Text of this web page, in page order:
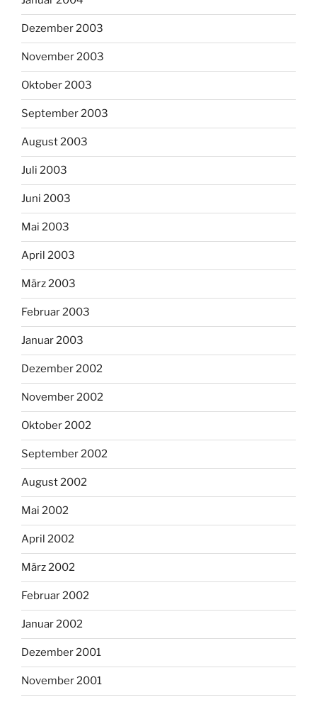
Dezember 2003
November 2003
Oktober 2003
September 2003
August 2003
Juli 2003
Juni 2003
Mai 2003
April 2003
März 2003
Februar 2003
Januar 2003
Dezember 2002
November 2002
Oktober 2002
September 2002
August 2002
Mai 2002
April 2002
März 2002
Februar 2002
Januar 2002
Dezember 2001
November 2001